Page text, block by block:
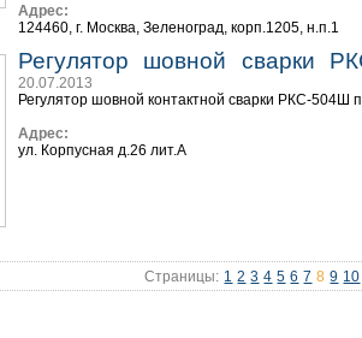
Адрес:
124460, г. Москва, Зеленоград, корп.1205, н.п.1
Регулятор шовной сварки
20.07.2013
Регулятор шовной контактной сварки РКС-
Адрес:
ул. Корпусная д.26 лит.А
Страницы: 1 2 3 4 5 6 7 8 9 10